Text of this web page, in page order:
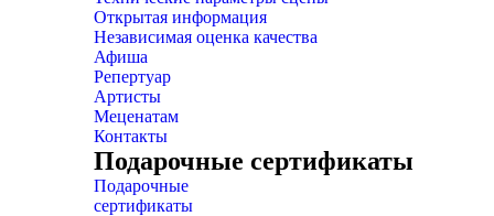
Открытая информация
Независимая оценка качества
Афиша
Репертуар
Артисты
Меценатам
Контакты
Подарочные сертификаты
Подарочные
сертификаты